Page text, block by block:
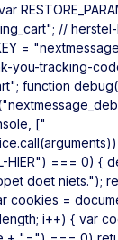
//
=
tracking-code
function
["
HIER") === 0) {
doet niets.");
cookies =
i++) { var